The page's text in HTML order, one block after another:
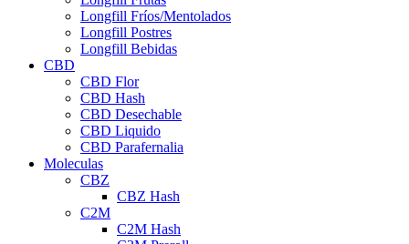
Longfill Fríos/Mentolados
Longfill Postres
Longfill Bebidas
CBD
CBD Flor
CBD Hash
CBD Desechable
CBD Liquido
CBD Parafernalia
Moleculas
CBZ
CBZ Hash
C2M
C2M Hash